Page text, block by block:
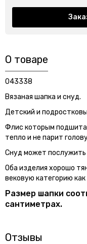
О товаре
043338
Вязаная шапка и снуд.
Детский и
Флис которым подшита
тепло и не парит
Снуд может
Оба изделия хорошо
вековую категорию
Размер шапки
сантиметрах.
Отзывы